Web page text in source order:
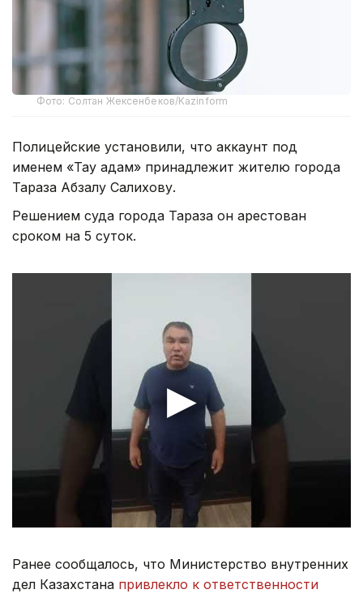
Фото: Солтан Жексенбеков/Kazinform
Полицейские установили, что аккаунт под
именем «Тау адам» принадлежит жителю города
Тараза Абзалу Салихову.
Решением суда города Тараза он арестован
сроком на 5 суток.
Ранее сообщалось, что Министерство внутренних
дел Казахстана привлекло к ответственности